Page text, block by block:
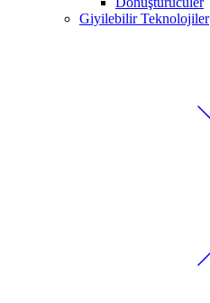
Giyilebilir Teknolojiler